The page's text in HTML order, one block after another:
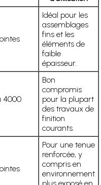
Idéal pour les
assemblages
fins et les
éléments de
faible
épaisseur.
4000
Bon
compromis
pour la plupart
des travaux de
finition
courants.
Pour une tenue
renforcée, y
compris en
environnement